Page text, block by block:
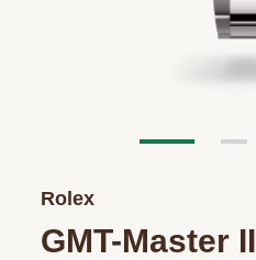
Rolex
GMT-Master II